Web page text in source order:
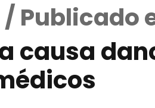
Publicado
causa